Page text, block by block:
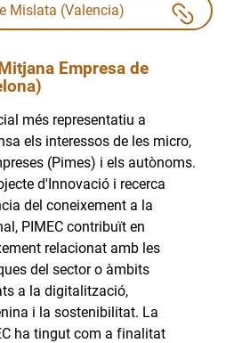
Mislata (Valencia)
Empresa de
més representatiu a
els interessos de les micro,
(Pimes) i els autònoms.
d'Innovació i recerca
del coneixement a la
PIMEC contribuït en
relacionat amb les
del sector o àmbits
a la digitalització,
i la sostenibilitat. La
ha tingut com a finalitat